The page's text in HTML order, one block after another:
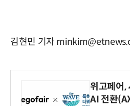
김현민 기자
위고페어
AI 전환